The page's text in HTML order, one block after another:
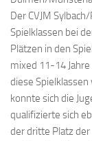
Der CVJM
Spielklassen bei
Plätzen in den
mixed 11-14
diese
konnte sich die
qualifizierte sich
der dritte Platz der